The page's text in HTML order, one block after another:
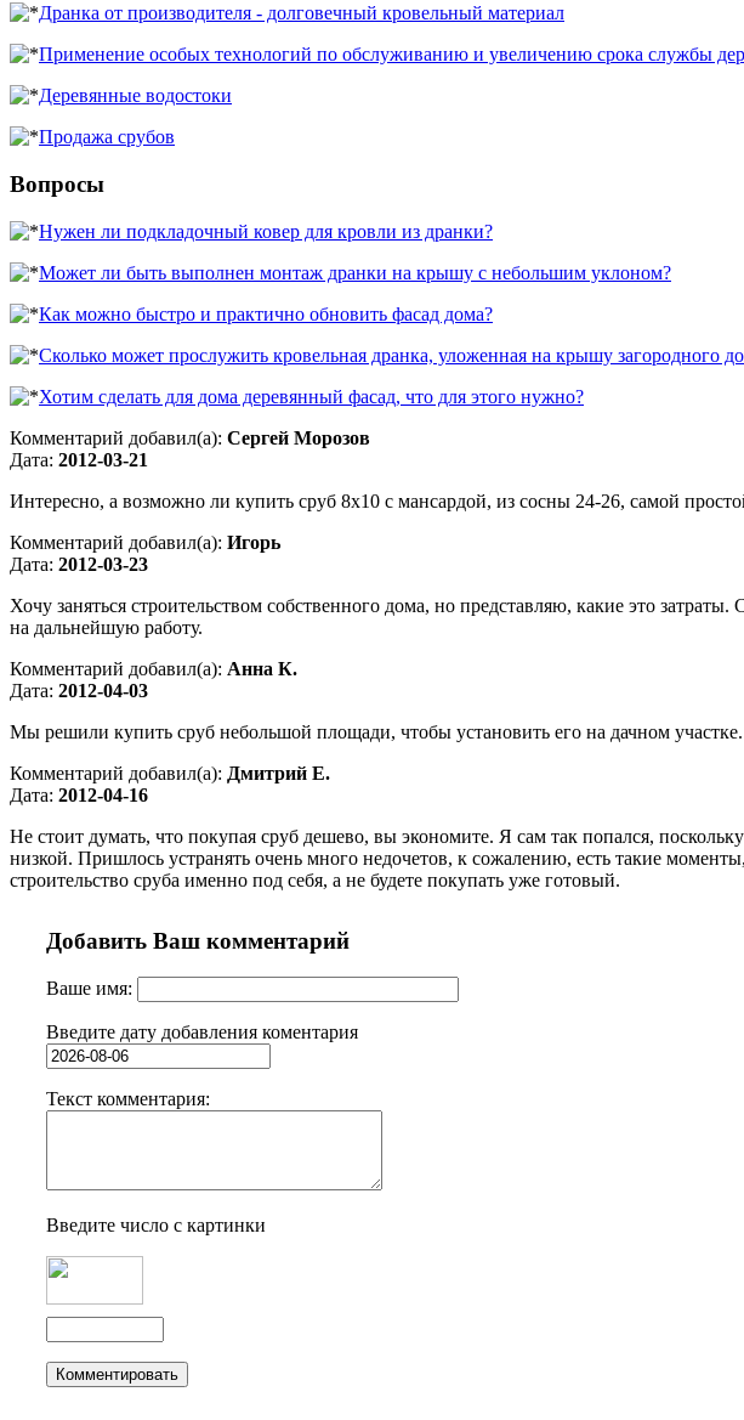
Дранка от производителя - долговечный кровельный материал
Применение особых технологий по обслуживанию и увеличению срока службы
Деревянные водостоки
Продажа срубов
Вопросы
Нужен ли подкладочный ковер для кровли из дранки?
Может ли быть выполнен монтаж дранки на крышу с небольшим уклоном?
Как можно быстро и практично обновить фасад дома?
Сколько может прослужить кровельная дранка, уложенная на крышу загородного
Хотим сделать для дома деревянный фасад, что для этого нужно?
Комментарий добавил(а): Сергей Морозов
Дата: 2012-03-21
Интересно, а возможно ли купить сруб 8х10 с мансардой, из сосны 24-26, самой
Комментарий добавил(а): Игорь
Дата: 2012-03-23
Хочу заняться строительством собственного дома, но представляю, какие это
на дальнейшую работу.
Комментарий добавил(а): Анна К.
Дата: 2012-04-03
Мы решили купить сруб небольшой площади, чтобы установить его на дачном
Комментарий добавил(а): Дмитрий Е.
Дата: 2012-04-16
Не стоит думать, что покупая сруб дешево, вы экономите. Я сам так попался,
низкой. Пришлось устранять очень много недочетов, к сожалению, есть такие
строительство сруба именно под себя, а не будете покупать уже готовый.
Добавить Ваш комментарий
Ваше имя:
Введите дату добавления коментария
Текст комментария:
Введите число с картинки